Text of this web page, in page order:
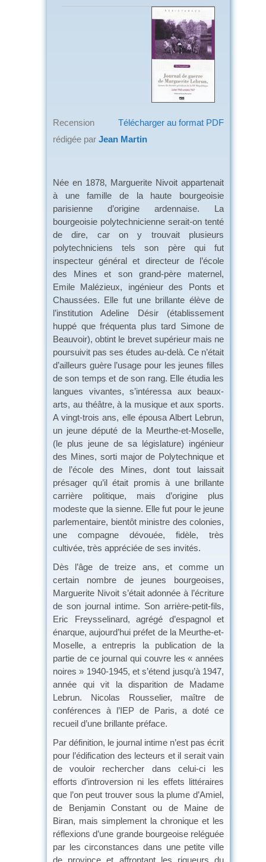
Télécharger au format PDF
Recension
rédigée par Jean Martin
Née en 1878, Marguerite Nivoit appartenait
à une famille de la haute bourgeoisie
parisienne d’origine ardennaise. La
bourgeoisie polytechnicienne serait-on tenté
de dire, car on y trouvait plusieurs
polytechniciens tels son père qui fut
inspecteur général et directeur de l’école
des Mines et son grand-père maternel,
Emile Malézieux, ingénieur des Ponts et
Chaussées. Elle fut une brillante élève de
l’institution Adeline Désir (établissement
huppé que fréquenta plus tard Simone de
Beauvoir), obtint le brevet supérieur mais ne
poursuivit pas ses études au-delà. Ce n’était
d’ailleurs guère l’usage pour les jeunes filles
de son temps et de son rang. Elle étudia les
langues vivantes, s’intéressa aux beaux-
arts, au théâtre, à la musique et aux sports.
A vingt-trois ans, elle épousa Albert Lebrun,
un jeune député de la Meurthe-et-Moselle,
(le plus jeune de sa législature) ingénieur
des Mines, sorti major de Polytechnique et
de l’école des Mines, dont tout laissait
présager qu’il était promis à une brillante
carrière politique, mais d’origine plus
modeste que la sienne. Elle fut pour le jeune
parlementaire, bientôt ministre des colonies,
une compagne dévouée, fidèle, très
cultivée, très appréciée de ses invités.
Dès l’âge de treize ans, et comme un
certain nombre de jeunes bourgeoises,
Marguerite Nivoit s’était adonnée à l’écriture
de son journal intime. Son arrière-petit-fils,
Eric Freysselinard, agrégé d’espagnol et
énarque, aujourd’hui préfet de la Meurthe-et-
Moselle, a entrepris la publication de la
partie de ce journal qui couvre les « années
noires » 1940-1945, et s’étend jusqu’à 1947,
année qui vit la disparition de Madame
Lebrun. Nicolas Rousselier, maître de
conférences à l’IEP de Paris, a doté ce
recueil d’une brillante préface.
Par définition, le journal intime n’est pas écrit
pour l’édification des lecteurs et il serait vain
de vouloir rechercher dans celui-ci les
efforts d’introversion ni les effets littéraires
que l’on peut trouver sous la plume d’Amiel,
de Benjamin Constant ou de Maine de
Biran, mais simplement la chronique et les
réflexions d’une grande bourgeoise reléguée
par les circonstances dans une petite ville
de province et affrontant les rigueurs du